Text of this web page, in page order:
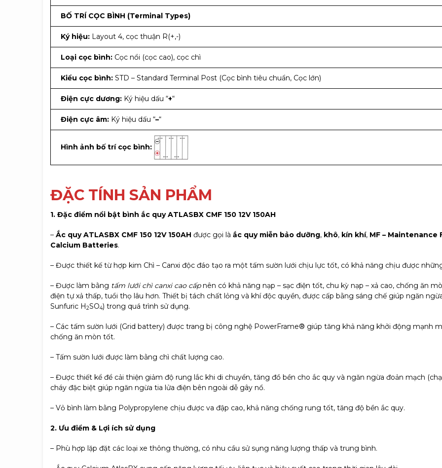
BỐ TRÍ CỌC BÌNH (Terminal Types)
Ký hiệu: Layout 4, cọc thuận R(+,-)
Loại cọc bình: Cọc nổi (cọc cao), cọc chì
Kiểu cọc bình: STD – Standard Terminal Post (Cọc bình tiêu chuẩn, Cọc lớn)
Điện cực dương: Ký hiệu dấu “+“
Điện cực âm: Ký hiệu dấu “–“
Hình ảnh bố trí cọc bình:
ĐẶC TÍNH SẢN PHẨM
1. Đặc điểm nổi bật bình ắc quy ATLASBX CMF 150 12V 150AH
– Ắc quy ATLASBX CMF 150 12V 150AH được gọi là ắc quy miễn bảo dưỡng, khô, kín khí, MF – Maintenance
Calcium Batteries.
– Được thiết kế từ hợp kim Chì – Canxi độc đáo tạo ra một tấm sườn lưới chịu lực tốt, có khả năng chịu được
– Được làm bằng tấm lưới chì canxi cao cấpnên có khả năng nạp – sạc điện tốt, chu kỳ nạp – xả cao, chống ăn
điện tự xả thấp, tuổi thọ lâu hơn. Thiết bị tách chất lỏng và khí độc quyền, được cấp bằng sáng chế giúp ngăn
Sunfuric H2SO4) trong quá trình sử dụng.
– Các tấm sườn lưới (Grid battery) được trang bị công nghệ PowerFrame® giúp tăng khả năng khởi động mạnh
chống ăn mòn tốt.
– Tấm sườn lưới được làm bằng chì chất lượng cao.
– Được thiết kể để cải thiện giảm độ rung lắc khi di chuyển, tăng đồ bền cho ắc quy và ngăn ngừa đoản mạch
cháy đặc biệt giúp ngăn ngừa tia lửa điện bên ngoài dễ gây nổ.
– Vỏ bình làm bằng Polypropylene chịu được va đập cao, khả năng chống rung tốt, tăng độ bền ắc quy.
2. Ưu điểm & Lợi ích sử dụng
– Phù hợp lặp đặt các loại xe thông thường, có nhu cầu sử sụng năng lượng thấp và trung bình.